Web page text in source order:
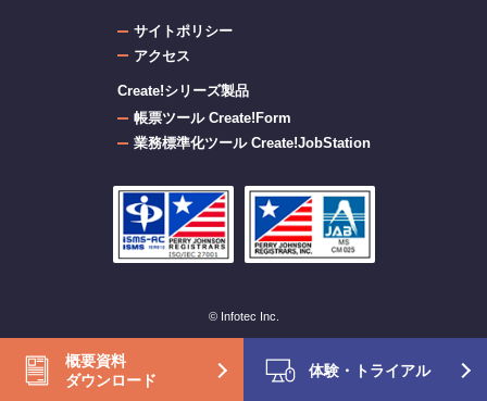
サイトポリシー
アクセス
Create!シリーズ製品
帳票ツール Create!Form
業務標準化ツール Create!JobStation
概要資料
ダウンロード
体験・トライアル
© Infotec Inc.